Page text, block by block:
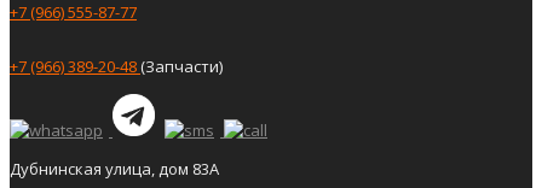
+7 (966) 555-87-77
+7 (966) 389-20-48(Запчасти)
Дубнинская улица, дом 83А